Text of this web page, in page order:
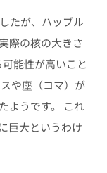
たが、ハッブル
際の核の大きさ
能性が高いこと
や塵（コマ）が
ようです。 これ
巨大というわけ